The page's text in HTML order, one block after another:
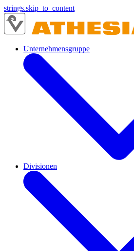
strings.skip_to_content
Unternehmensgruppe
Divisionen